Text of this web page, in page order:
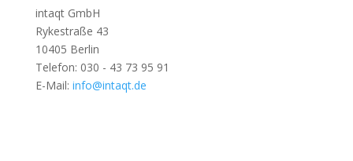
intaqt GmbH
Rykestraße 43
10405 Berlin
Telefon: 030 - 43 73 95 91
E-Mail: info@intaqt.de